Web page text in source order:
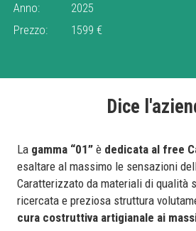
Anno:
2025
Prezzo:
1599 €
Dice
La gamma “01” è dedicata al free
esaltare al massimo le sensazioni
Caratterizzato da materiali di qualità
ricercata e preziosa struttura
cura costruttiva artigianale ai